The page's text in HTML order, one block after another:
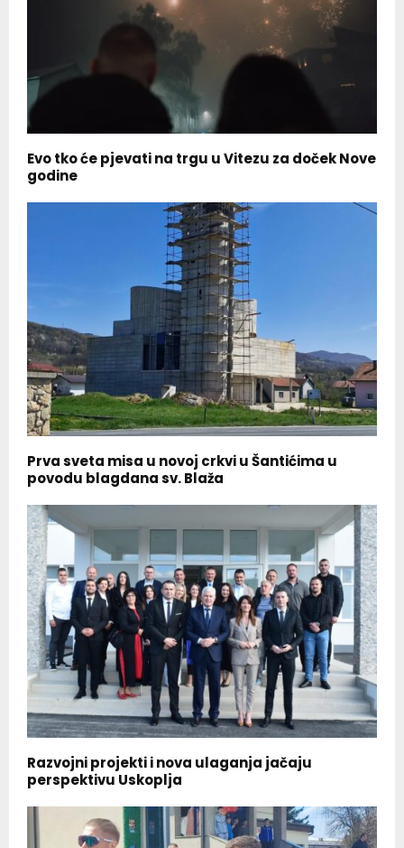
Evo tko će pjevati na trgu u Vitezu za doček Nove
godine
Prva sveta misa u novoj crkvi u Šantićima u
povodu blagdana sv. Blaža
Razvojni projekti i nova ulaganja jačaju
perspektivu Uskoplja